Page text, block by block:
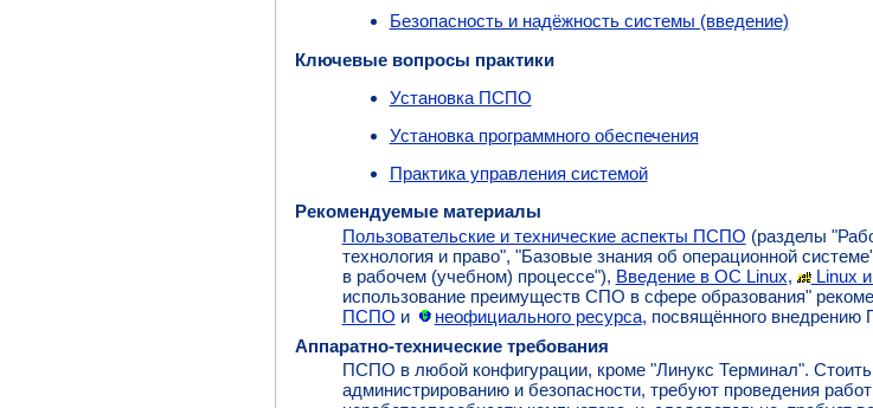
Безопасность и надёжность системы (введение)
Ключевые вопросы практики
Установка ПСПО
Установка программного обеспечения
Практика управления системой
Рекомендуемые материалы
Пользовательские и технические аспекты ПСПО (разделы
технология и право", "Базовые знания об операционной
в рабочем (учебном) процессе"), Введение в ОС Linux, Linux и
использование преимуществ СПО в сфере образования"
ПСПО и неофициального ресурса, посвящённого
Аппаратно-технические требования
ПСПО в любой конфигурации, кроме "Линукс Терминал".
администрированию и безопасности, требуют проведения